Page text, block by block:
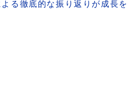
よる徹底的な振り返りが成長